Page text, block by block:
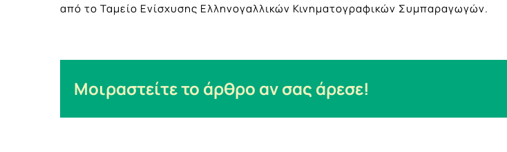
από το Ταμείο Ενίσχυσης Ελληνογαλλικών Κινηματογραφικών Συμπαραγωγών.
Μοιραστείτε το άρθρο αν σας άρεσε!